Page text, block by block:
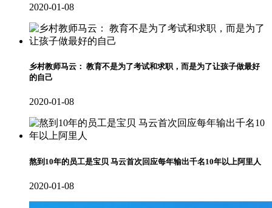
2020-01-08
乡村教师马云： 教育不是为了考试和求职，而是为了让孩子做最好
的自己
2020-01-08
熬到10年的员工是宝贝 马云首次回应每年输出千名10年以上阿里人
2020-01-08